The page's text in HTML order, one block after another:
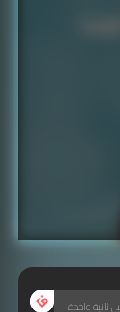
ثانية واحدة